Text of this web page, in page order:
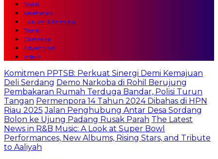
Sosial
Kesehatan
Hukum & Kriminal
Bisnis
Olahraga
Advertorial
Indeks
Komitmen PPTSB: Perkuat Sinergi Demi Kemajuan
Deli Serdang Demo Narkoba di Rohil Berujung
Pembakaran Rumah Terduga Bandar, Polisi Turun
Tangan Permenpora 14 Tahun 2024 Dibahas di HPN
Riau 2025 Jalan Penghubung Antar Desa Sordang
Bolon ke Ujung Padang Rusak Parah The Latest
News in R&B Music: A Look at Super Bowl
Performances, New Albums, Rising Stars, and Tribute
to Aaliyah